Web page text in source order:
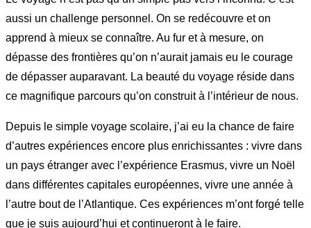
aussi un challenge personnel. On se redécouvre et on
apprend à mieux se connaître. Au fur et à mesure, on
dépasse des frontières qu’on n’aurait jamais eu le courage
de dépasser auparavant. La beauté du voyage réside dans
ce magnifique parcours qu’on construit à l’intérieur de nous.
Depuis le simple voyage scolaire, j’ai eu la chance de faire
d’autres expériences encore plus enrichissantes : vivre dans
un pays étranger avec l’expérience Erasmus, vivre un Noël
dans différentes capitales européennes, vivre une année à
l’autre bout de l’Atlantique. Ces expériences m’ont forgé telle
que je suis aujourd’hui et continueront à le faire.